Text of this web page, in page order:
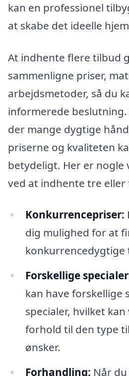
kan en professionel
at skabe det ideelle
At indhente flere tilbud
sammenligne priser,
arbejdsmetoder, så du
informerede
der mange dygtige
priserne og kvaliteten
betydeligt. Her er nogle
ved at indhente tre
Konkurrencepriser:
dig mulighed for at
konkurrencedygtige
Forskellige
kan have forskellige
specialer, hvilket
forhold til den type
ønsker.
Forhandling: Når